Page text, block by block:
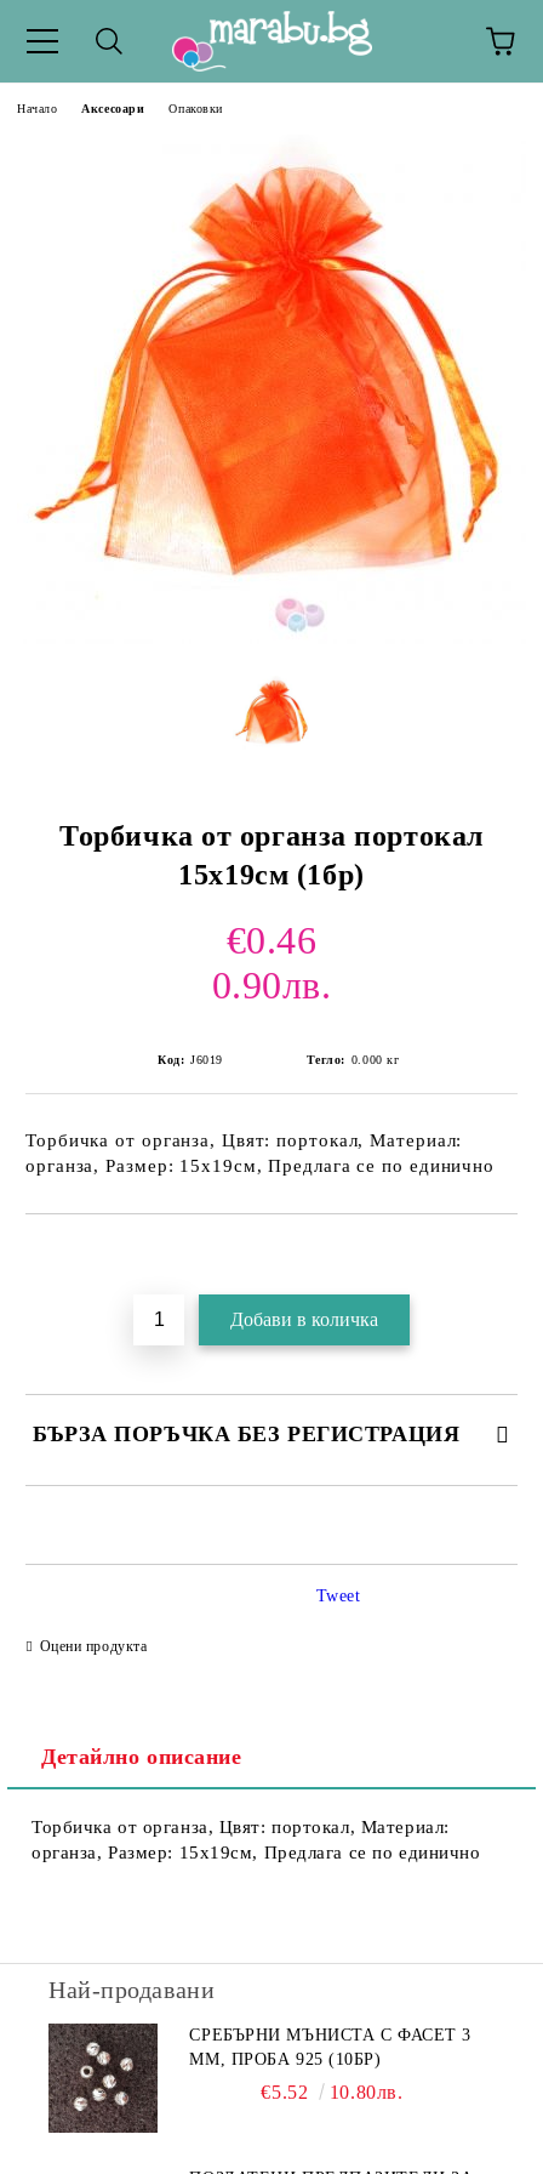
Начало Аксесоари Опаковки
Торбичка от органза портокал
15х19см (1бр)
€0.46
0.90лв.
Код: J6019 Тегло: 0.000 кг
Торбичка от органза, Цвят: портокал, Материал:
органза, Размер: 15х19см, Предлага се по единично
БЪРЗА ПОРЪЧКА БЕЗ РЕГИСТРАЦИЯ
Оцени продукта
Tweet
Детайлно описание
Торбичка от органза, Цвят: портокал, Материал:
органза, Размер: 15х19см, Предлага се по единично
Най-продавани
СРЕБЪРНИ МЪНИСТА С ФАСЕТ 3
ММ, ПРОБА 925 (10БР)
€5.52 10.80лв.